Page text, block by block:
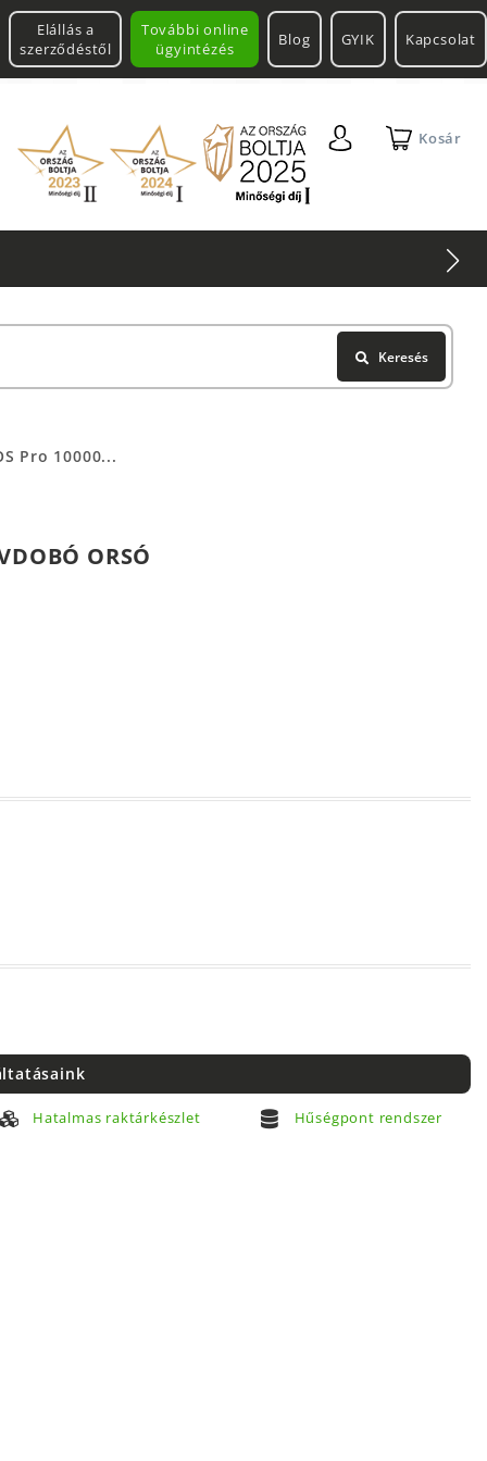
További online
ügyintézés
Elállás a
szerződéstől
Blog GYIK Kapcsolat
Kosár
Keresés
Pro 10000...
ORSÓ
Hatalmas raktárkészlet Hűségpont rendszer